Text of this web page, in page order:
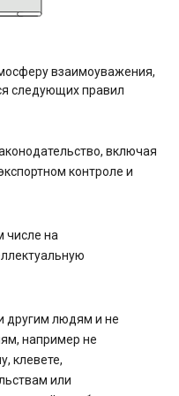
взаимоуважения,
следующих правил
включая
контроле и
числе на
другим людям и не
например не
клевете,
или